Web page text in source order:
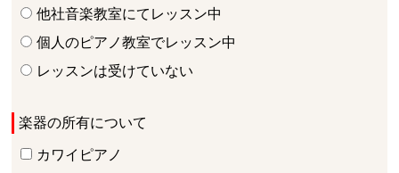
他社音楽教室にてレッスン中
個人のピアノ教室でレッスン中
レッスンは受けていない
楽器の所有について
カワイピアノ